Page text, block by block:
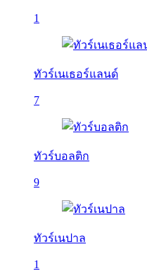
1
ทัวร์เนเธอร์แลนด์
7
ทัวร์บอลติก
9
ทัวร์เนปาล
1